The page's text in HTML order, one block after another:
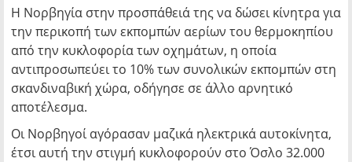
Η Νορβηγία στην προσπάθειά της να δώσει κίνητρα για
την περικοπή των εκπομπών αερίων του θερμοκηπίου
από την κυκλοφορία των οχημάτων, η οποία
αντιπροσωπεύει το 10% των συνολικών εκπομπών στη
σκανδιναβική χώρα, οδήγησε σε άλλο αρνητικό
αποτέλεσμα.
Οι Νορβηγοί αγόρασαν μαζικά ηλεκτρικά αυτοκίνητα,
έτσι αυτή την στιγμή κυκλοφορούν στο Όσλο 32.000